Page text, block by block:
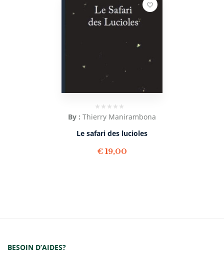
By : Thierry Manirambona
Le safari des lucioles
€ 19,00
BESOIN D’AIDES?